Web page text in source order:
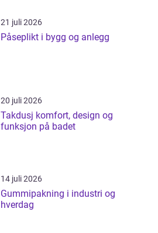
21 juli 2026
Påseplikt i bygg og anlegg
20 juli 2026
Takdusj komfort, design og
funksjon på badet
14 juli 2026
Gummipakning i industri og
hverdag